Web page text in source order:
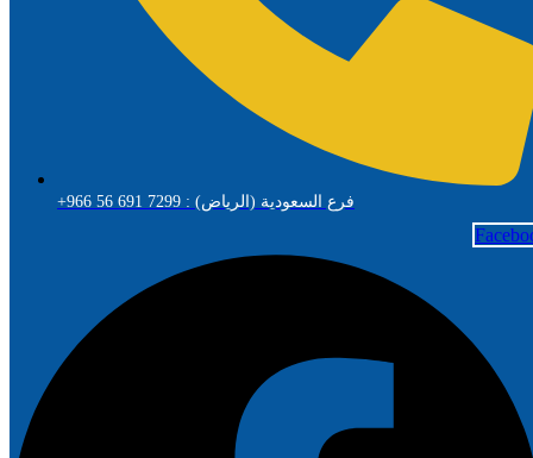
+966 56 691 7299 : فرع السعودية (الرياض)